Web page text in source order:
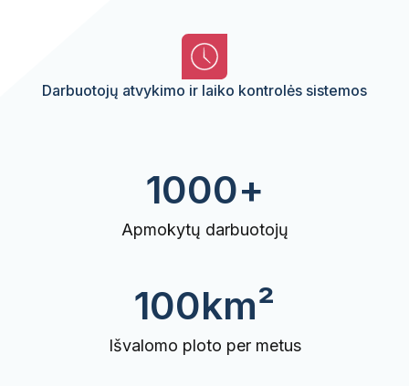
Darbuotojų atvykimo ir laiko kontrolės sistemos
Apmokytų darbuotojų
1000+
Išvalomo ploto per metus
100km²